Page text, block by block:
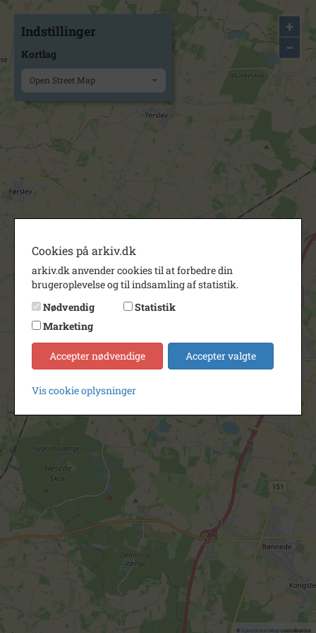
+
−
© OpenStreetMapcontributors.
Indstillinger
Kortlag
Open Street Map
Cookies på arkiv.dk
arkiv.dk anvender cookies til at forbedre din
brugeroplevelse og til indsamling af statistik.
Nødvendig
Statistik
Marketing
Accepter nødvendige Accepter valgte
Vis cookie oplysninger